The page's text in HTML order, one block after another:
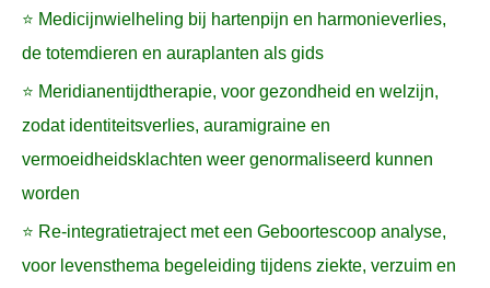
⭐ Medicijnwielheling bij hartenpijn en harmonieverlies,
de totemdieren en auraplanten als gids
⭐ Meridianentijdtherapie, voor gezondheid en welzijn,
zodat identiteitsverlies, auramigraine en
vermoeidheidsklachten weer genormaliseerd kunnen
worden
⭐ Re-integratietraject met een Geboortescoop analyse,
voor levensthema begeleiding tijdens ziekte, verzuim en